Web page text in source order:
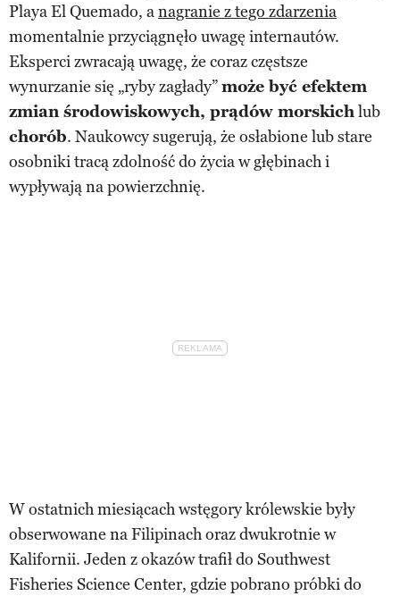
Playa El Quemado, anagranie z tego zdarzenia
momentalnie przyciągnęło uwagę internautów.
Eksperci zwracają uwagę, że coraz częstsze
wynurzanie się „ryby zagłady”może być efektem
zmian środowiskowych, prądów morskichlub
chorób. Naukowcy sugerują, że osłabione lub stare
osobniki tracą zdolność do życia w głębinach i
wypływają na powierzchnię.
W ostatnich miesiącach wstęgory królewskie były
obserwowane na Filipinach oraz dwukrotnie w
Kalifornii. Jeden z okazów trafił do Southwest
Fisheries Science Center, gdzie pobrano próbki do